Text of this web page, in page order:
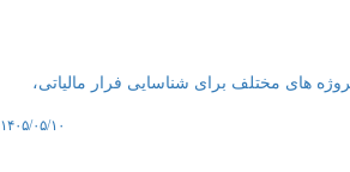
های مختلف برای شناسایی فرار مالیاتی،
۱۴۰۵/۰۵/۱۰